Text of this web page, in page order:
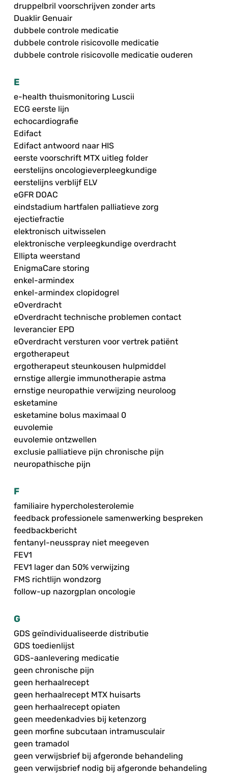
druppelbril voorschrijven zonder arts
Duaklir Genuair
dubbele controle medicatie
dubbele controle risicovolle medicatie
dubbele controle risicovolle medicatie ouderen
E
e-health thuismonitoring Luscii
ECG eerste lijn
echocardiografie
Edifact
Edifact antwoord naar HIS
eerste voorschrift MTX uitleg folder
eerstelijns oncologieverpleegkundige
eerstelijns verblijf ELV
eGFR DOAC
eindstadium hartfalen palliatieve zorg
ejectiefractie
elektronisch uitwisselen
elektronische verpleegkundige overdracht
Ellipta weerstand
EnigmaCare storing
enkel-armindex
enkel-armindex clopidogrel
eOverdracht
eOverdracht technische problemen contact
leverancier EPD
eOverdracht versturen voor vertrek patiënt
ergotherapeut
ergotherapeut steunkousen hulpmiddel
ernstige allergie immunotherapie astma
ernstige neuropathie verwijzing neuroloog
esketamine
esketamine bolus maximaal 0
euvolemie
euvolemie ontzwellen
exclusie palliatieve pijn chronische pijn
neuropathische pijn
F
familiaire hypercholesterolemie
feedback professionele samenwerking bespreken
feedbackbericht
fentanyl-neusspray niet meegeven
FEV1
FEV1 lager dan 50% verwijzing
FMS richtlijn wondzorg
follow-up nazorgplan oncologie
G
GDS geïndividualiseerde distributie
GDS toedienlijst
GDS-aanlevering medicatie
geen chronische pijn
geen herhaalrecept
geen herhaalrecept MTX huisarts
geen herhaalrecept opiaten
geen meedenkadvies bij ketenzorg
geen morfine subcutaan intramusculair
geen tramadol
geen verwijsbrief bij afgeronde behandeling
geen verwijsbrief nodig bij afgeronde behandeling